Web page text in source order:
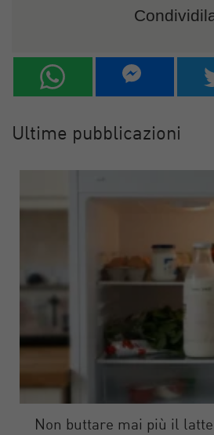
Ultime pubblicazioni
Non buttare mai più il